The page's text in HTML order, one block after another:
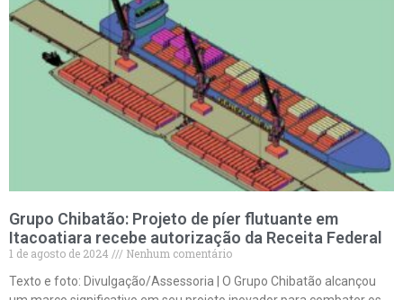
Grupo Chibatão: Projeto de píer flutuante em
Itacoatiara recebe autorização da Receita Federal
1 de agosto de 2024
Nenhum comentário
Texto e foto: Divulgação/Assessoria | O Grupo Chibatão alcançou